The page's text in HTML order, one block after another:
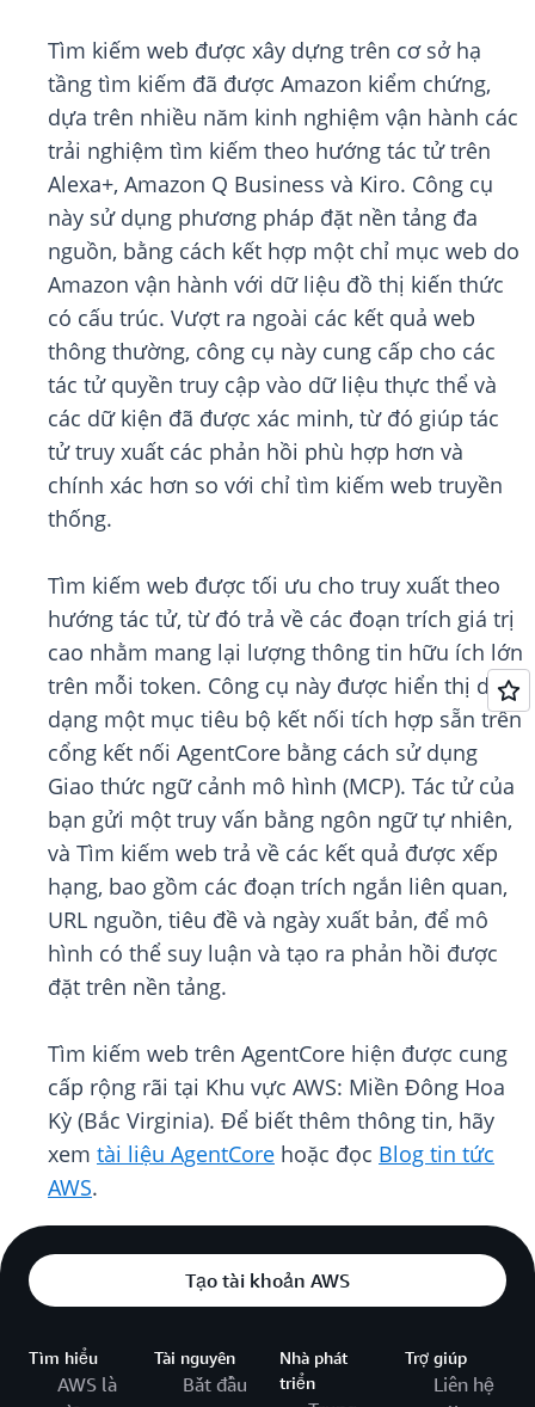
Tìm kiếm web được xây dựng trên cơ sở hạ
tầng tìm kiếm đã được Amazon kiểm chứng,
dựa trên nhiều năm kinh nghiệm vận hành các
trải nghiệm tìm kiếm theo hướng tác tử trên
Alexa+, Amazon Q Business và Kiro. Công cụ
này sử dụng phương pháp đặt nền tảng đa
nguồn, bằng cách kết hợp một chỉ mục web do
Amazon vận hành với dữ liệu đồ thị kiến thức
có cấu trúc. Vượt ra ngoài các kết quả web
thông thường, công cụ này cung cấp cho các
tác tử quyền truy cập vào dữ liệu thực thể và
các dữ kiện đã được xác minh, từ đó giúp tác
tử truy xuất các phản hồi phù hợp hơn và
chính xác hơn so với chỉ tìm kiếm web truyền
thống.
Tìm kiếm web được tối ưu cho truy xuất theo
hướng tác tử, từ đó trả về các đoạn trích giá trị
cao nhằm mang lại lượng thông tin hữu ích lớn
trên mỗi token. Công cụ này được hiển thị dưới
dạng một mục tiêu bộ kết nối tích hợp sẵn trên
cổng kết nối AgentCore bằng cách sử dụng
Giao thức ngữ cảnh mô hình (MCP). Tác tử của
bạn gửi một truy vấn bằng ngôn ngữ tự nhiên,
và Tìm kiếm web trả về các kết quả được xếp
hạng, bao gồm các đoạn trích ngắn liên quan,
URL nguồn, tiêu đề và ngày xuất bản, để mô
hình có thể suy luận và tạo ra phản hồi được
đặt trên nền tảng.
Tìm kiếm web trên AgentCore hiện được cung
cấp rộng rãi tại Khu vực AWS: Miền Đông Hoa
Kỳ (Bắc Virginia). Để biết thêm thông tin, hãy
xem tài liệu AgentCore hoặc đọc Blog tin tức
AWS.
Tạo tài khoản AWS
Tìm hiểu
AWS là
Tài nguyên
Bắt đầu
Nhà phát
triển
Trợ giúp
Liên hệ